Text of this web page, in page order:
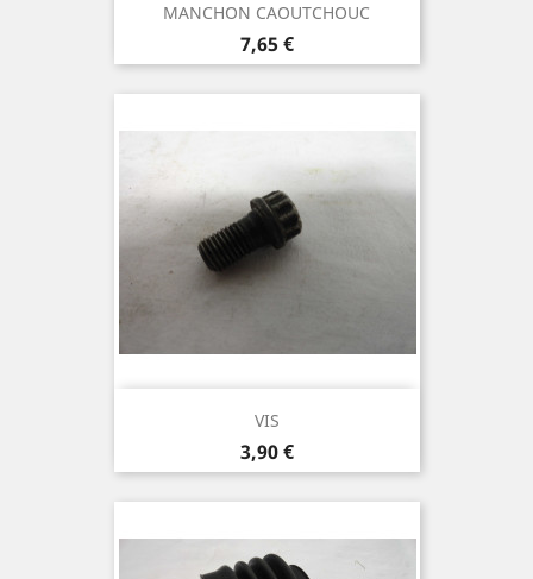
MANCHON CAOUTCHOUC
Prix
7,65 €
VIS
Prix
3,90 €